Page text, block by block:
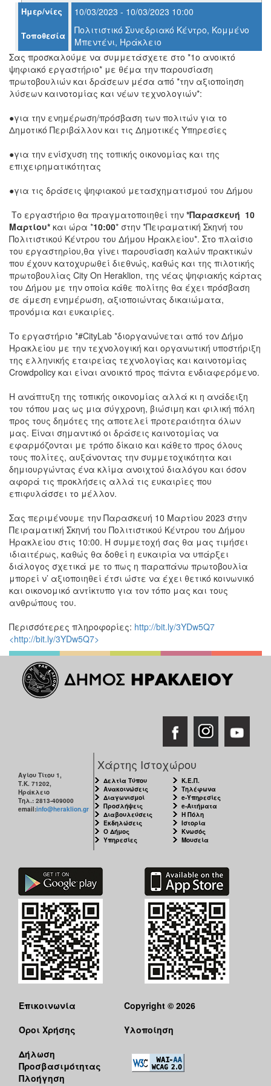
ΤΟΠΟΣ
ΜΑΣ
ΔΗΜΟΣ
ΠΟΛΙΤΙΣΜΟΣ
ΑΝΘΕΚΤΙΚΗ
ΠΟΛΗ
Ημερ/νίες 10/03/2023 - 10/03/2023 10:00
Τοποθεσία
Πολιτιστικό Συνεδριακό Κέντρο, Κομμένο
Μπεντένι, Ηράκλειο
Σας προσκαλούμε να συμμετάσχετε στο *1ο ανοικτό
ψηφιακό εργαστήριο* με θέμα την παρουσίαση
πρωτοβουλιών και δράσεων μέσα από *την αξιοποίηση
λύσεων καινοτομίας και νέων τεχνολογιών*:
●για την ενημέρωση/πρόσβαση των πολιτών για το
Δημοτικό Περιβάλλον και τις Δημοτικές Υπηρεσίες
●για την ενίσχυση της τοπικής οικονομίας και της
επιχειρηματικότητας
●για τις δράσεις ψηφιακού μετασχηματισμού του Δήμου
Το εργαστήριο θα πραγματοποιηθεί την *Παρασκευή 10
Μαρτίου* και ώρα *10:00* στην *Πειραματική Σκηνή του
Πολιτιστικού Κέντρου του Δήμου Ηρακλείου*. Στο πλαίσιο
του εργαστηρίου,θα γίνει παρουσίαση καλών πρακτικών
που έχουν κατοχυρωθεί διεθνώς, καθώς και της πιλοτικής
πρωτοβουλίας City On Heraklion, της νέας ψηφιακής κάρτας
του Δήμου με την οποία κάθε πολίτης θα έχει πρόσβαση
σε άμεση ενημέρωση, αξιοποιώντας δικαιώματα,
προνόμια και ευκαιρίες.
Το εργαστήριο *#CityLab *διοργανώνεται από τον Δήμο
Ηρακλείου με την τεχνολογική και οργανωτική υποστήριξη
της ελληνικής εταιρείας τεχνολογίας και καινοτομίας
Crowdpolicy και είναι ανοικτό προς πάντα ενδιαφερόμενο.
Η ανάπτυξη της τοπικής οικονομίας αλλά κι η ανάδειξη
του τόπου μας ως μια σύγχρονη, βιώσιμη και φιλική πόλη
προς τους δημότες της αποτελεί προτεραιότητα όλων
μας. Είναι σημαντικό οι δράσεις καινοτομίας να
εφαρμόζονται με τρόπο δίκαιο και κάθετο προς όλους
τους πολίτες, αυξάνοντας την συμμετοχικότητα και
δημιουργώντας ένα κλίμα ανοιχτού διαλόγου και όσον
αφορά τις προκλήσεις αλλά τις ευκαιρίες που
επιφυλάσσει το μέλλον.
Σας περιμένουμε την Παρασκευή 10 Μαρτίου 2023 στην
Πειραματική Σκηνή του Πολιτιστικού Κέντρου του Δήμου
Ηρακλείου στις 10:00. Η συμμετοχή σας θα μας τιμήσει
ιδιαιτέρως, καθώς θα δοθεί η ευκαιρία να υπάρξει
διάλογος σχετικά με το πως η παραπάνω πρωτοβουλία
μπορεί ν’ αξιοποιηθεί έτσι ώστε να έχει θετικό κοινωνικό
και οικονομικό αντίκτυπο για τον τόπο μας και τους
ανθρώπους του.
Περισσότερες πληροφορίες: http://bit.ly/3YDw5Q7
<http://bit.ly/3YDw5Q7>
Αγίου Τίτου 1,
Τ.Κ. 71202,
Ηράκλειο
Τηλ.: 2813-409000
email:info@heraklion.gr
Χάρτης Ιστοχώρου
Δελτία Τύπου
Ανακοινώσεις
Διαγωνισμοί
Προσλήψεις
Διαβουλεύσεις
Εκδηλώσεις
Ο Δήμος
Υπηρεσίες
Κ.Ε.Π.
Τηλέφωνα
e-Υπηρεσίες
e-Αιτήματα
Η Πόλη
Ιστορία
Κνωσός
Μουσεία
Επικοινωνία
Όροι Χρήσης
Δήλωση
Προσβασιμότητας
Πλοήγηση
Copyright © 2026
Υλοποίηση